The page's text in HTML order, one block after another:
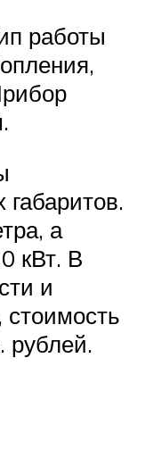
работы
габаритов.
а
кВт. В
и
стоимость
рублей.